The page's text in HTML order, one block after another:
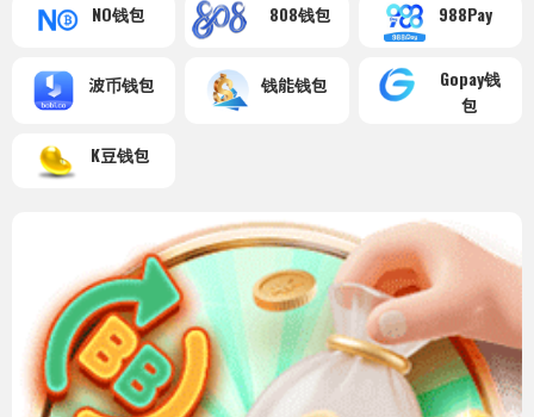
NO钱包 808钱包 988Pay
波币钱包 钱能钱包
Gopay钱
包
K豆钱包